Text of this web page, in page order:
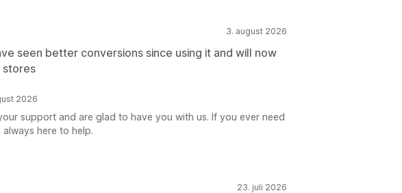
3. august 2026
seen better conversions since using it and will now
stores
2026
support and are glad to have you with us. If you ever need
here to help.
23. juli 2026